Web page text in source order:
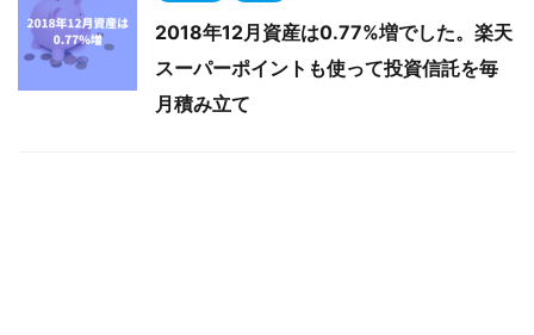
2018年12月資産は0.77%増でした。楽天
スーパーポイントも使って投資信託を毎
月積み立て